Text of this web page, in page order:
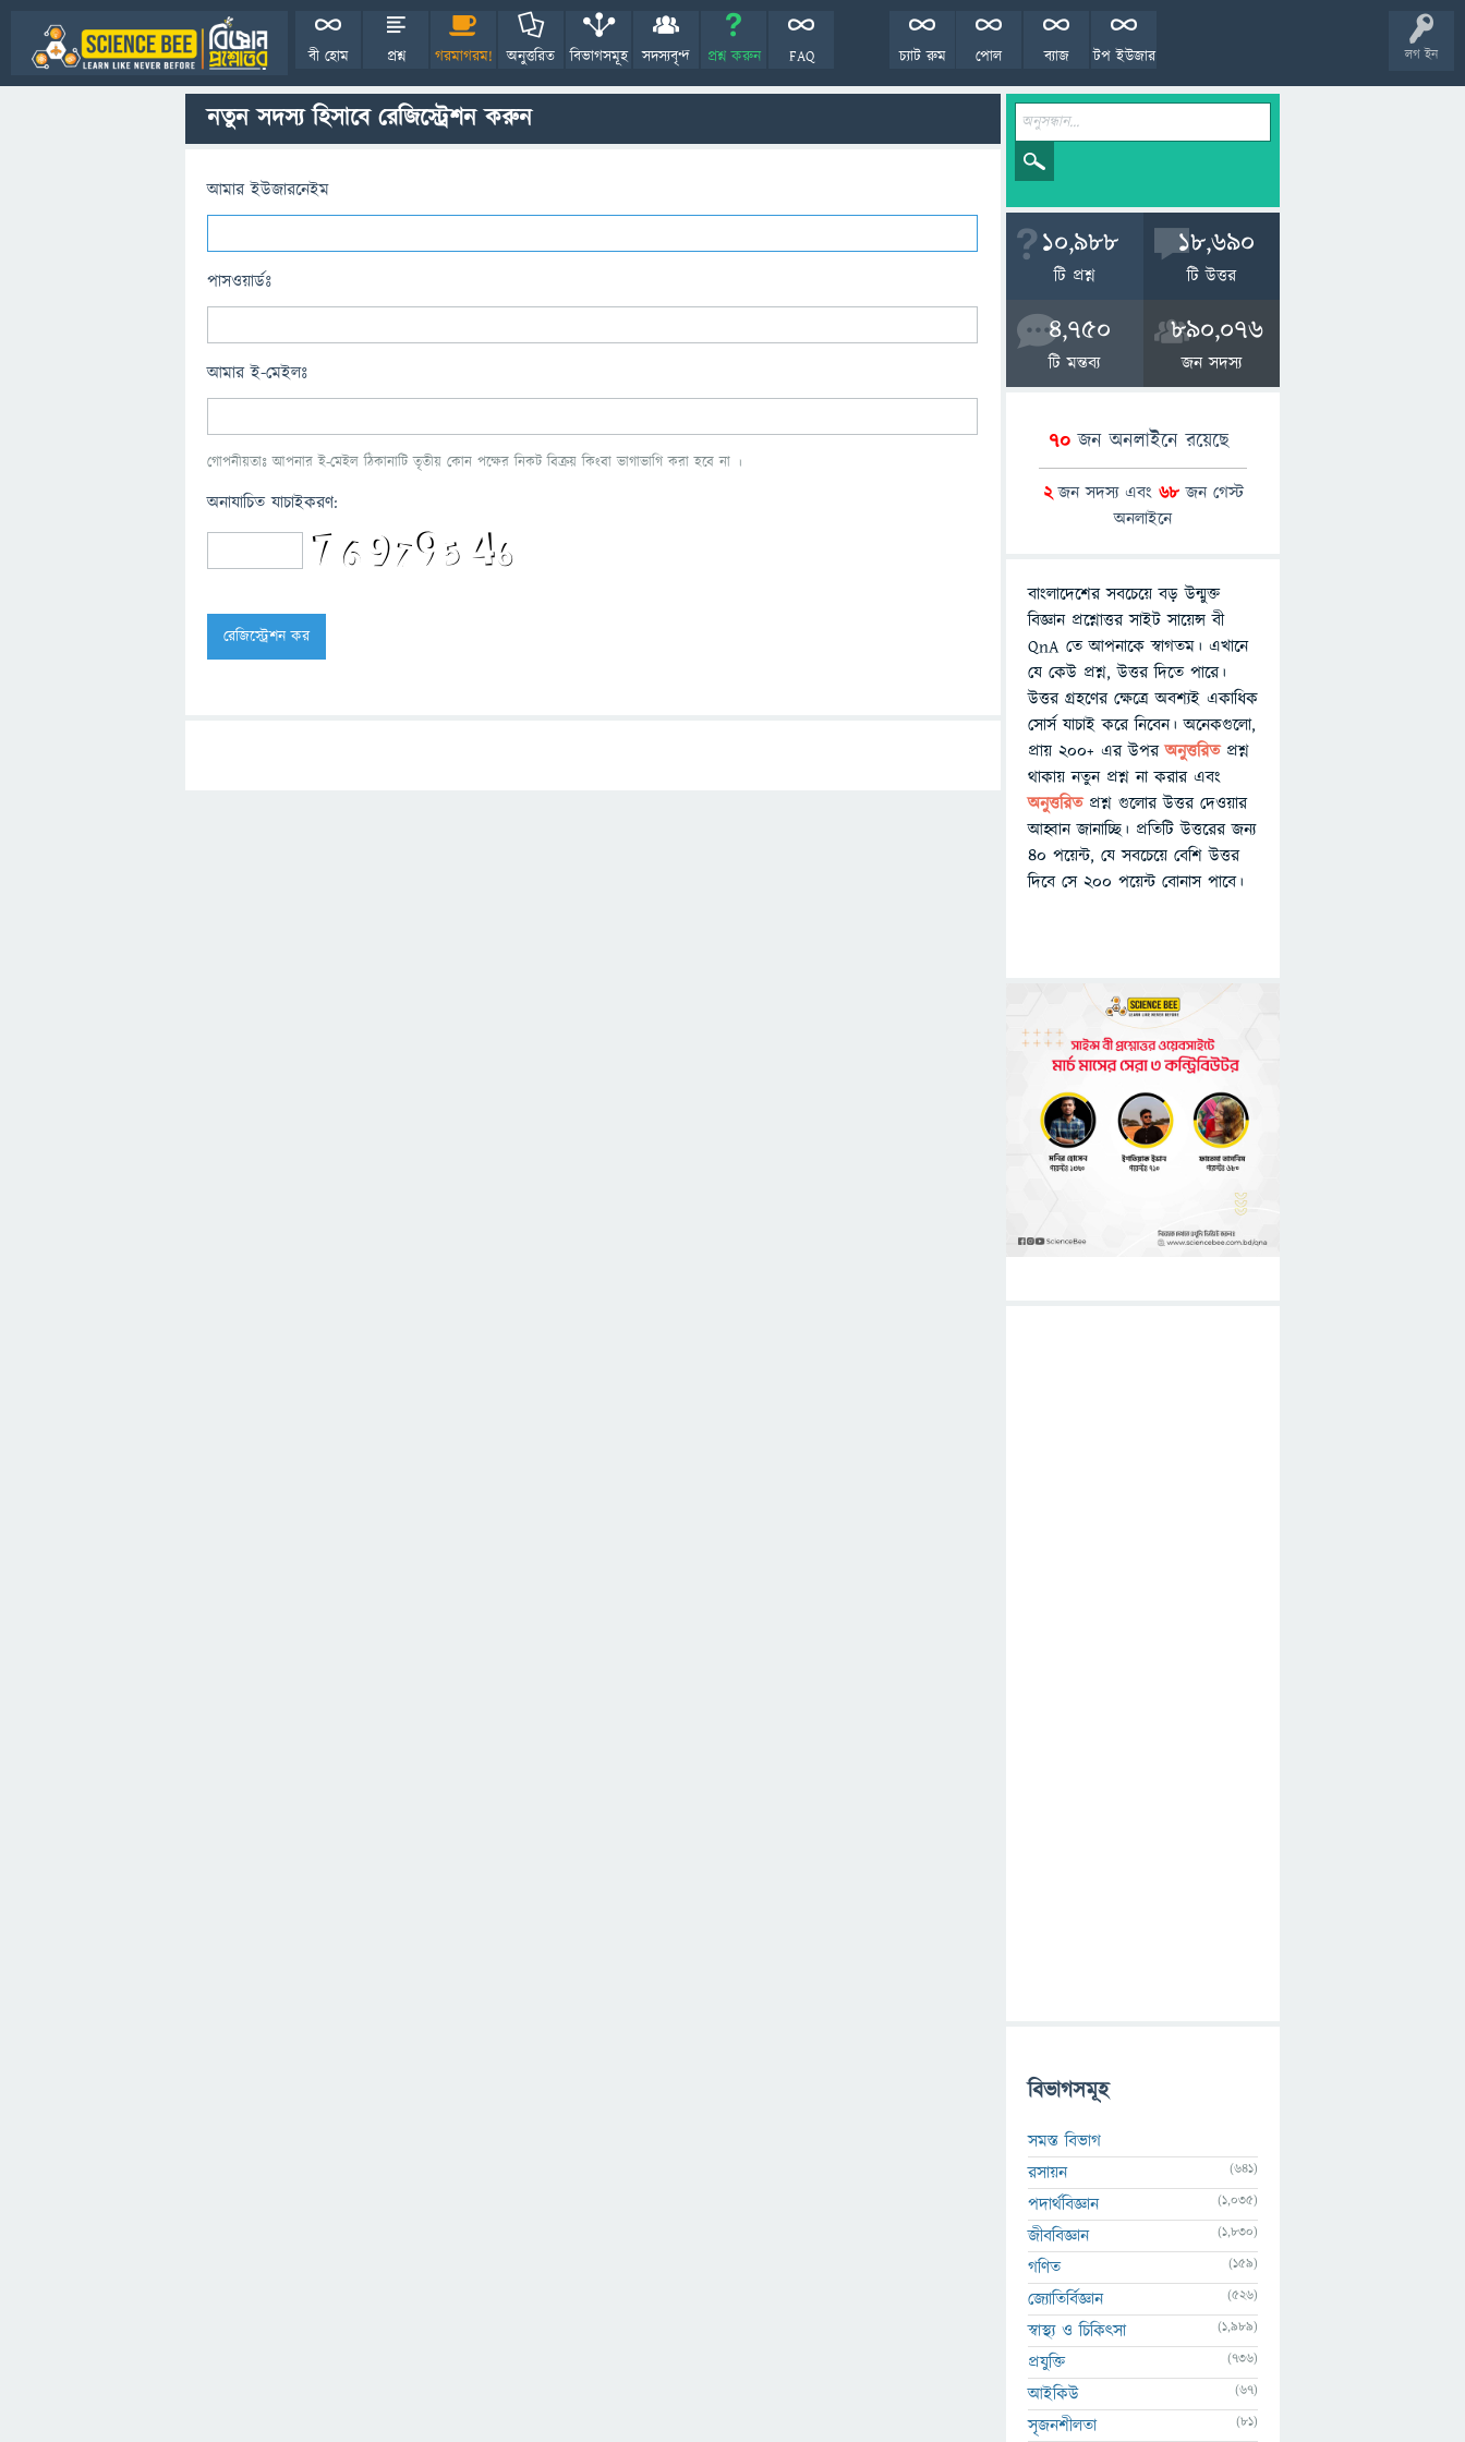
লগ ইন
বী হোম প্রশ্ন গরমাগরম! অনুত্তরিত বিভাগসমূহ সদস্যবৃন্দ প্রশ্ন করুন FAQ টপ ইউজার
ব্যাজ
পোল
চ্যাট রুম
নতুন সদস্য হিসাবে রেজিস্ট্রেশন করুন
আমার ইউজারনেইম
পাসওয়ার্ডঃ
আমার ই-মেইলঃ
গোপনীয়তাঃ আপনার ই-মেইল ঠিকানাটি তৃতীয় কোন পক্ষের নিকট বিক্রয় কিংবা ভাগাভাগি করা হবে না ।
অনাযাচিত যাচাইকরণ:
10,988
টি প্রশ্ন
18,690
টি উত্তর
4,750
টি মন্তব্য
890,076
জন সদস্য
70জন অনলাইনে রয়েছে
2জন সদস্য এবং 68জন গেস্ট
অনলাইনে
বাংলাদেশের সবচেয়ে বড় উন্মুক্ত
বিজ্ঞান প্রশ্নোত্তর সাইট সায়েন্স বী
QnA তে আপনাকে স্বাগতম। এখানে
যে কেউ প্রশ্ন, উত্তর দিতে পারে।
উত্তর গ্রহণের ক্ষেত্রে অবশ্যই একাধিক
সোর্স যাচাই করে নিবেন। অনেকগুলো,
প্রায় ২০০+ এর উপরঅনুত্তরিতপ্রশ্ন
থাকায় নতুন প্রশ্ন না করার এবং
অনুত্তরিত প্রশ্ন গুলোর উত্তর দেওয়ার
আহ্বান জানাচ্ছি। প্রতিটি উত্তরের জন্য
৪০ পয়েন্ট, যে সবচেয়ে বেশি উত্তর
দিবে সে ২০০ পয়েন্ট বোনাস পাবে।
বিভাগসমূহ
সমস্ত বিভাগ
রসায়ন
(641)
পদার্থবিজ্ঞান (1,035)
জীববিজ্ঞান (1,830)
গণিত (159)
জ্যোতির্বিজ্ঞান (526)
স্বাস্থ্য ও চিকিৎসা (1,989)
প্রযুক্তি (736)
আইকিউ (67)
সৃজনশীলতা (81)